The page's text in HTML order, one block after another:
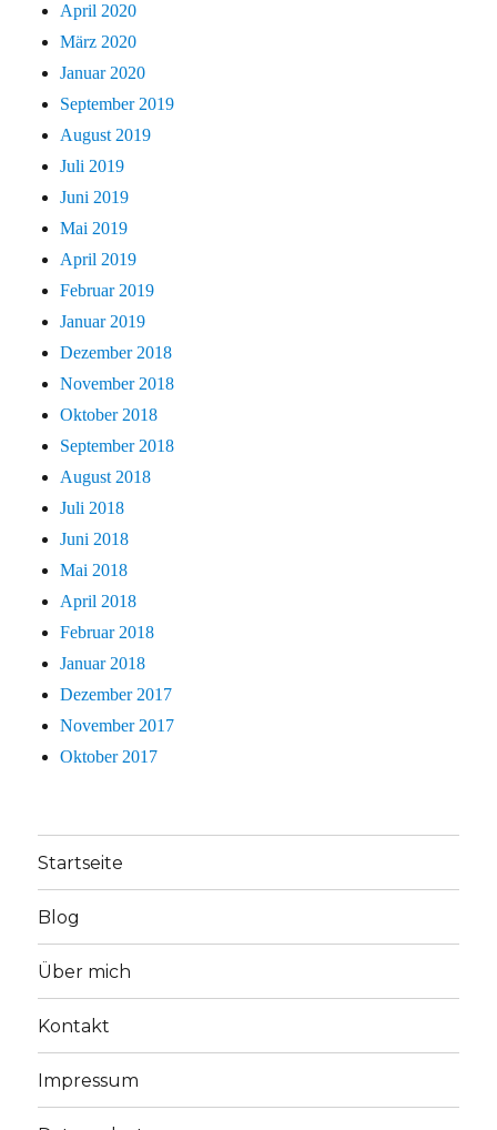
April 2020
März 2020
Januar 2020
September 2019
August 2019
Juli 2019
Juni 2019
Mai 2019
April 2019
Februar 2019
Januar 2019
Dezember 2018
November 2018
Oktober 2018
September 2018
August 2018
Juli 2018
Juni 2018
Mai 2018
April 2018
Februar 2018
Januar 2018
Dezember 2017
November 2017
Oktober 2017
Startseite
Blog
Über mich
Kontakt
Impressum